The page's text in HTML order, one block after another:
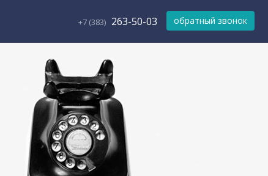
+7 (383) 263-50-03 обратный звонок
Работает на API 2ГИС
Лицензионное соглашение
Для корректной работы Raster JS API нужен ключ. Помощь: